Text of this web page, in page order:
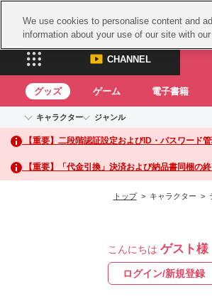
CHANNEL
CHANNEL
ASOBI CHANNEL TOP
グッズ ゲーム 電子書籍
キャラクター
アイドルマスターシリーズ
アイドルマスター
アイドルマスター シンデレラガー
アイドルマスター ミリオンライブ
プロジェクトアイマス ヴイアライ
テイルズ オブ シリーズ
ジャンル
イベントグッズ
トイ・ホビー
【重要】二段階認証設定およびID・パスワード
【重要】「代金引換」決済および納品書同梱の
トップ> キャラクター >
こんにちは ゲスト様
ログイン/新規登録
We use cookies to personalise content and
information about your use of our site with